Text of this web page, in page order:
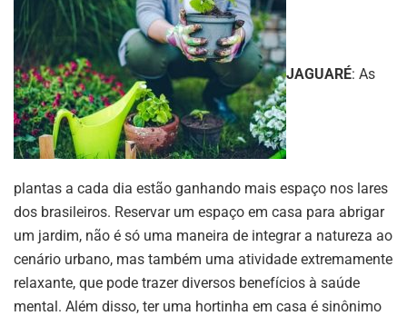
JAGUARÉ: As
plantas a cada dia estão ganhando mais espaço nos lares
dos brasileiros. Reservar um espaço em casa para abrigar
um jardim, não é só uma maneira de integrar a natureza ao
cenário urbano, mas também uma atividade extremamente
relaxante, que pode trazer diversos benefícios à saúde
mental. Além disso, ter uma hortinha em casa é sinônimo